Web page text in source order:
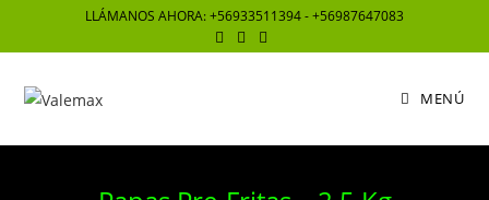
LLÁMANOS AHORA: +56933511394 - +56987647083
MENÚ